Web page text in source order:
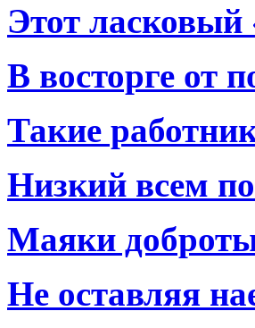
Этот ласковый
В восторге от
Такие
Низкий всем
Маяки
Не оставляя